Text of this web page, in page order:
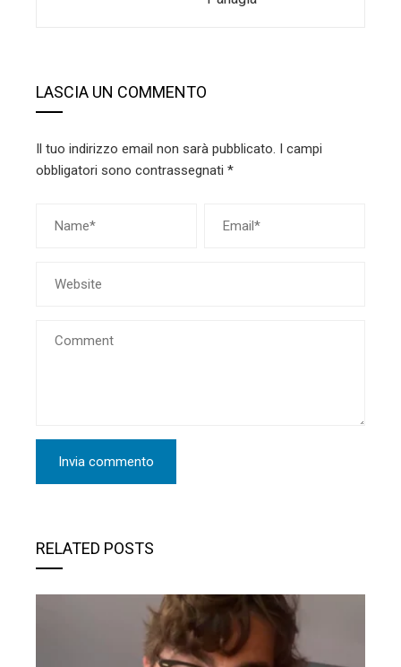
LASCIA UN COMMENTO
Il tuo indirizzo email non sarà pubblicato. I campi
obbligatori sono contrassegnati *
RELATED POSTS